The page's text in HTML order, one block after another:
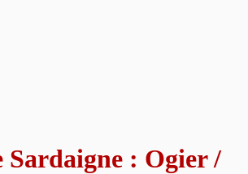
Sardaigne : Ogier /